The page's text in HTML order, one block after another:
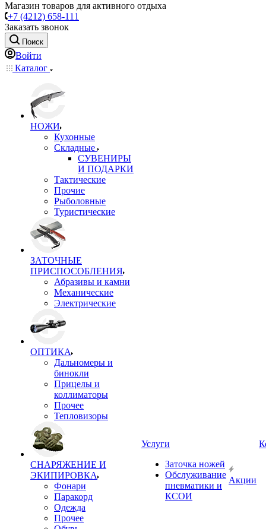
Магазин товаров для активного отдыха
+7 (4212) 658-111
Заказать звонок
Поиск
Войти
Каталог
НОЖИ
Кухонные
Складные
СУВЕНИРЫ
И ПОДАРКИ
Тактические
Прочие
Рыболовные
Туристические
ЗАТОЧНЫЕ
ПРИСПОСОБЛЕНИЯ
Абразивы и камни
Механические
Электрические
ОПТИКА
Дальномеры и
бинокли
Прицелы и
коллиматоры
Прочее
Тепловизоры
СНАРЯЖЕНИЕ И
ЭКИПИРОВКА
Фонари
Паракорд
Одежда
Прочее
Услуги
Заточка ножей
Обслуживание
пневматики и
КСОИ
Акции